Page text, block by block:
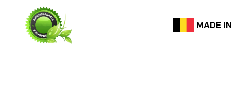
MADE IN